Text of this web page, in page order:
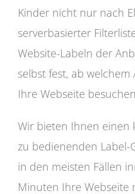
Kinder nicht nur nach
serverbasierter
Website-Labeln der
selbst fest, ab
Ihre Webseite
Wir bieten Ihnen einen
zu bedienenden Label-
in den meisten Fällen
Minuten Ihre Webseite